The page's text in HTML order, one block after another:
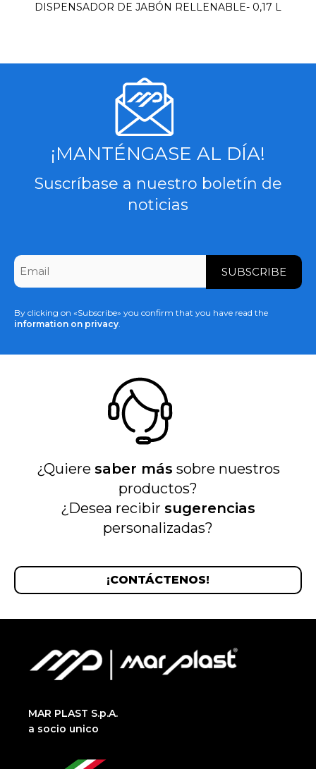
DISPENSADOR DE JABÓN RELLENABLE- 0,17 L
¡MANTÉNGASE AL DÍA!
Suscríbase a nuestro boletín de
noticias
CAPTCHA
Email
By clicking on «Subscribe» you confirm that you have read the
information on privacy.
¿Quiere saber más sobre nuestros
productos?
¿Desea recibir sugerencias
personalizadas?
¡CONTÁCTENOS!
MAR PLAST S.p.A.
a socio unico